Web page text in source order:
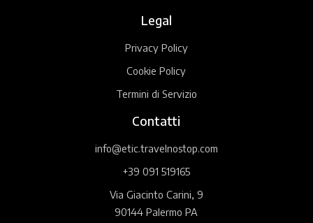
Legal
Privacy Policy
Cookie Policy
Termini di Servizio
Contatti
info@etic.travelnostop.com
+39 091 519165
Via Giacinto Carini, 9
90144 Palermo PA